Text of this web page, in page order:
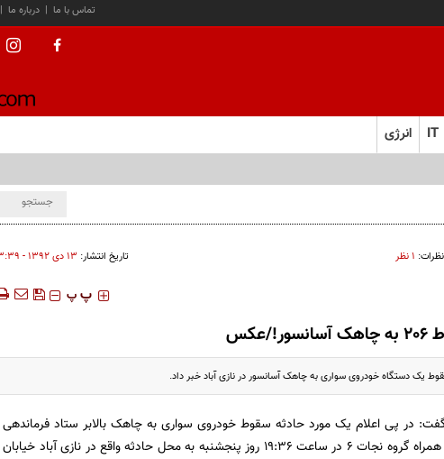
| درباره ما | تماس با ما
IT انرژی
۱ نظر تاریخ انتشار: ۱۳ دی ۱۳۹۲ - ۱۳:۳۹
‍‍‍ پ پ
عکس
یک دستگاه خودروی سواری به چاهک آسانسور در نازی آباد خبر داد.
در پی اعلام یک مورد حادثه سقوط خودروی سواری به چاهک بالابر ستاد فرماندهی
آتش‌نشانی، آتش‌نشانان ایستگاه‌های 95 و 82 را به همراه گروه نجات 6 در ساعت 19:36 روز پنجشنبه به محل حادثه واقع در نازی آباد خیابان